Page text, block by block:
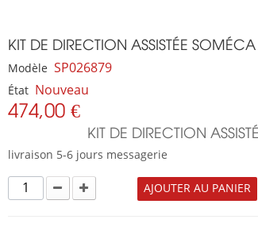
KIT DE DIRECTION ASSISTÉE SOMÉCA
Modèle SP026879
État Nouveau
474,00 €
KIT DE DIRECTION
livraison 5-6 jours messagerie
AJOUTER AU PANIER